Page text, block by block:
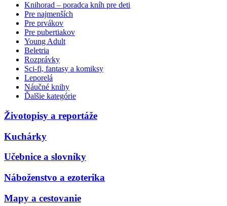
Knihorad – poradca kníh pre deti
Pre najmenších
Pre prvákov
Pre pubertiakov
Young Adult
Beletria
Rozprávky
Sci-fi, fantasy a komiksy
Leporelá
Náučné knihy
Ďalšie kategórie
Životopisy a reportáže
Kuchárky
Učebnice a slovníky
Náboženstvo a ezoterika
Mapy a cestovanie